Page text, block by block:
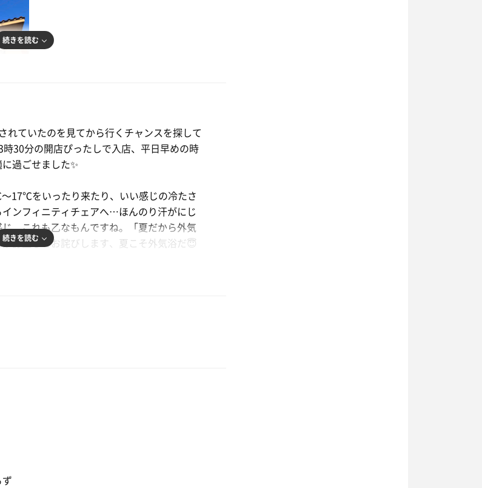
続きを読む
れていたのを見てから行くチャンスを探して
30分の開店ぴったしで入店、平日早めの時
過ごせました✨
17℃をいったり来たり、いい感じの冷たさ
ンフィニティチェアへ…ほんのり汗がにじ
、これも乙なもんですね。「夏だから外気
訂正してお詫びします、夏こそ外気浴だ😇
かったです😌
続きを読む